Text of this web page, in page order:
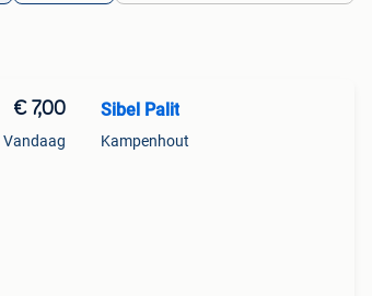
€ 7,00
Vandaag
Sibel Palit
Kampenhout